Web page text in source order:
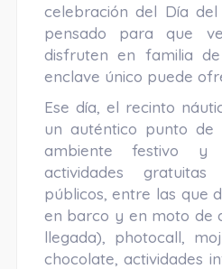
celebración del Día
pensado para que
disfruten en familia
enclave único puede
Ese día, el recinto
un auténtico punto de
ambiente festivo y
actividades
públicos, entre las que
en barco y en moto de
llegada), photocall,
chocolate, actividades